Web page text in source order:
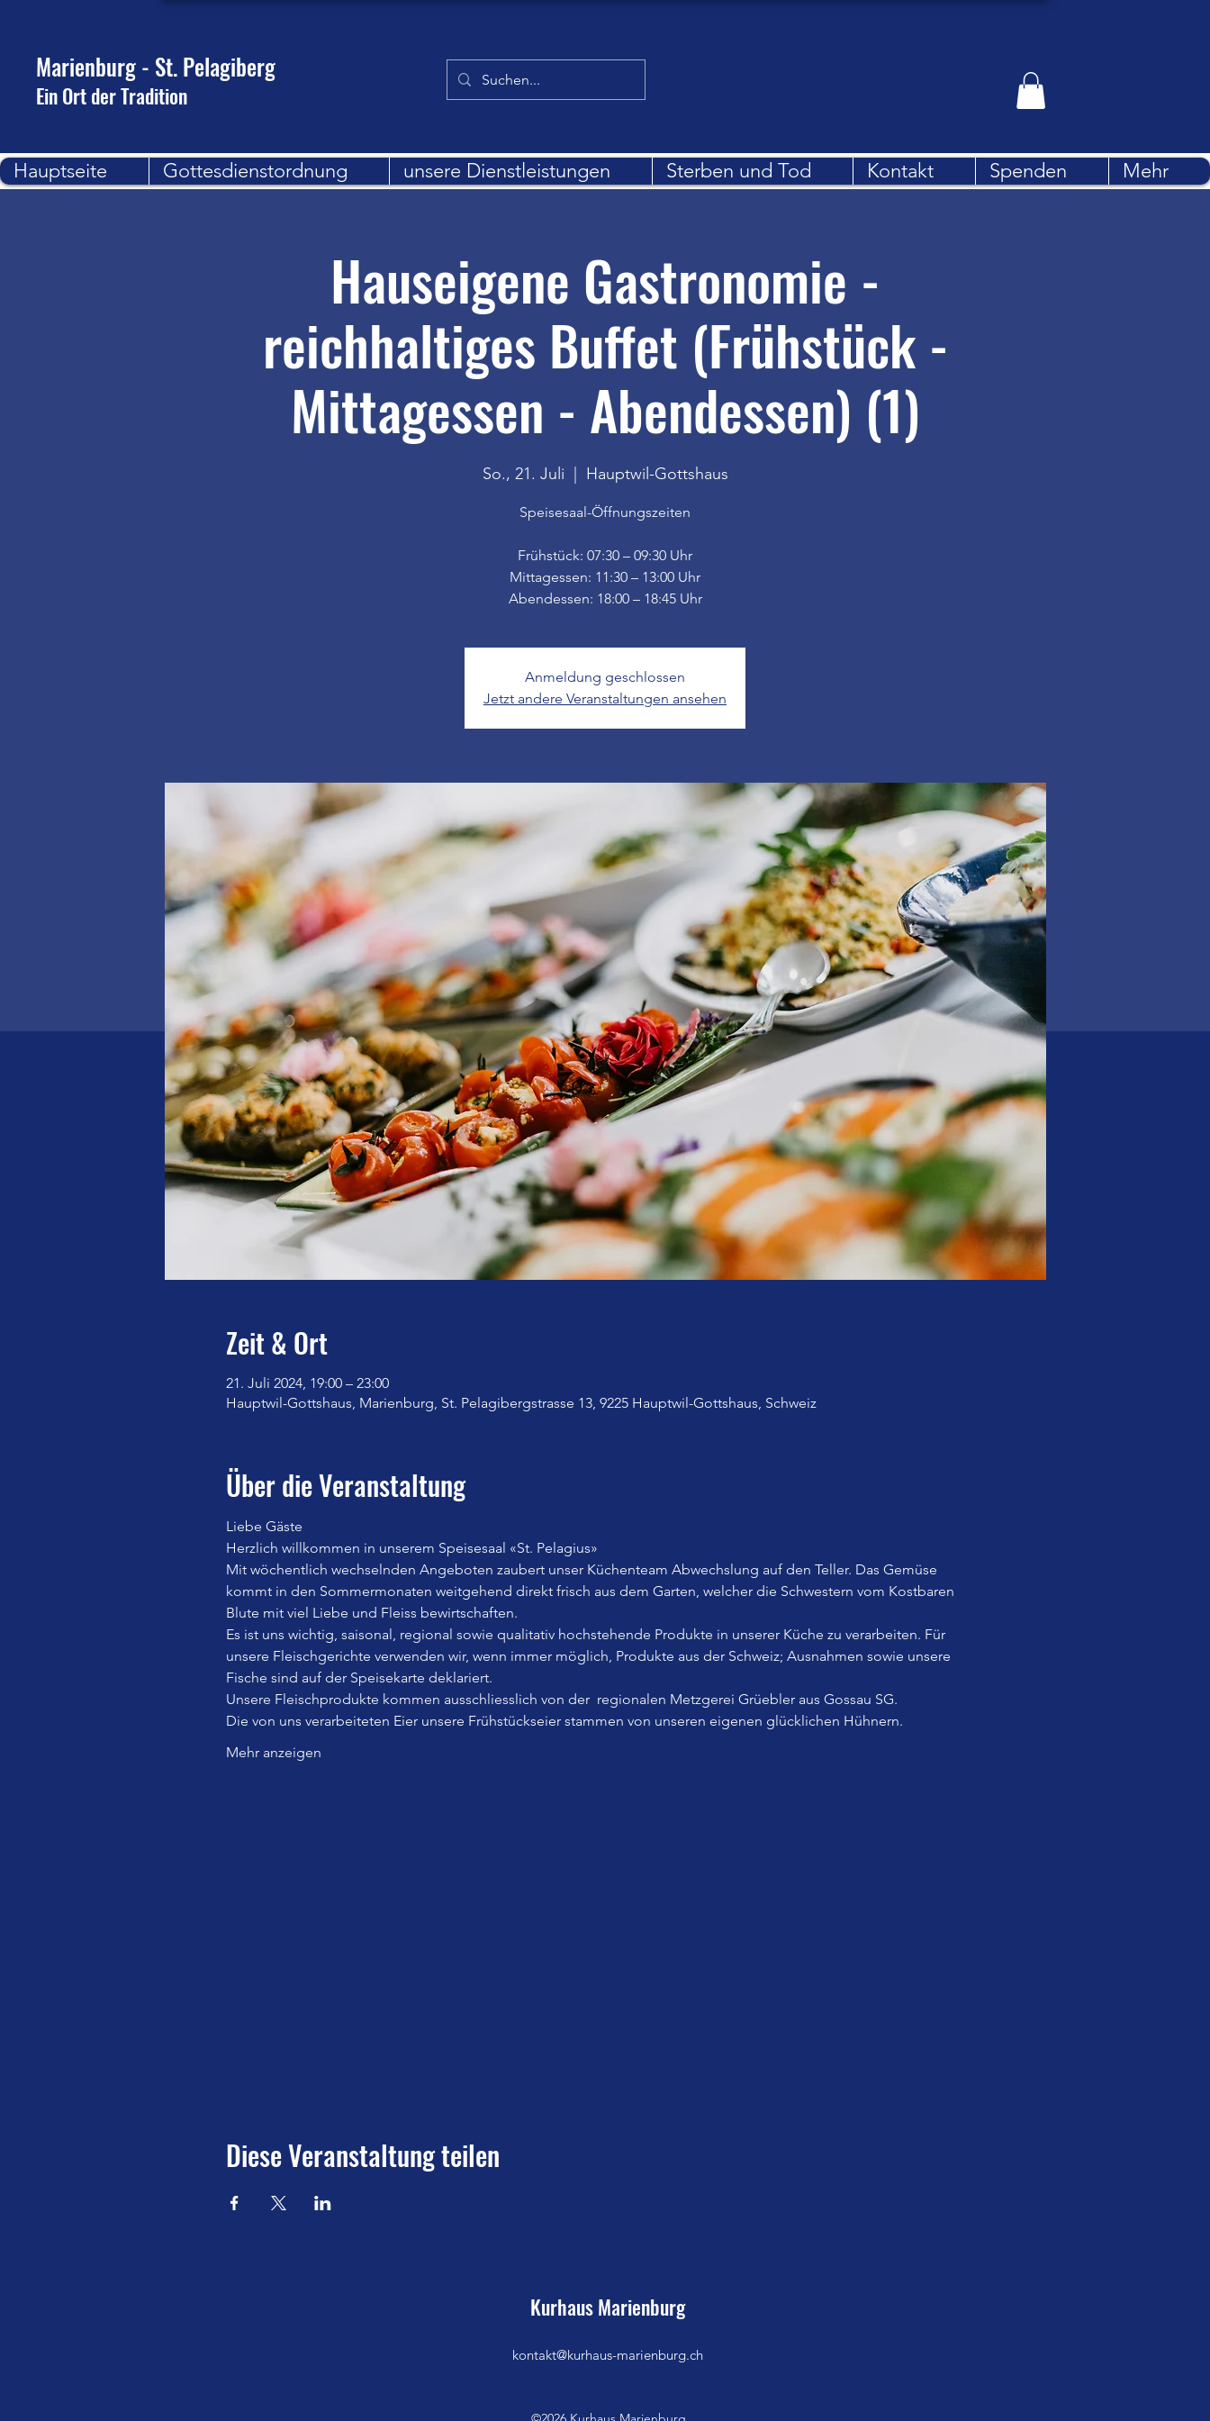
Marienburg - St. Pelagiberg
Ein Ort der Tradition
Hauptseite Gottesdienstordnung unsere Dienstleistungen Sterben und Tod Kontakt Spenden Mehr
Hauseigene Gastronomie -
reichhaltiges Buffet (Frühstück -
Mittagessen - Abendessen) (1)
So., 21. Juli
  |
Hauptwil-Gottshaus
Speisesaal-Öffnungszeiten
Frühstück: 07:30 – 09:30 Uhr
Mittagessen: 11:30 – 13:00 Uhr
Abendessen: 18:00 – 18:45 Uhr
Anmeldung geschlossen
Jetzt andere Veranstaltungen ansehen
Zeit & Ort
21. Juli 2024, 19:00 – 23:00
Hauptwil-Gottshaus, Marienburg, St. Pelagibergstrasse 13, 9225 Hauptwil-Gottshaus, Schweiz
Über die Veranstaltung
Liebe Gäste
Herzlich willkommen in unserem Speisesaal «St. Pelagius»
Mit wöchentlich wechselnden Angeboten zaubert unser Küchenteam Abwechslung auf den Teller. Das Gemüse
kommt in den Sommermonaten weitgehend direkt frisch aus dem Garten, welcher die Schwestern vom Kostbaren
Blute mit viel Liebe und Fleiss bewirtschaften.
Es ist uns wichtig, saisonal, regional sowie qualitativ hochstehende Produkte in unserer Küche zu verarbeiten. Für
unsere Fleischgerichte verwenden wir, wenn immer möglich, Produkte aus der Schweiz; Ausnahmen sowie unsere
Fische sind auf der Speisekarte deklariert.
Unsere Fleischprodukte kommen ausschliesslich von der  regionalen Metzgerei Grüebler aus Gossau SG.
Die von uns verarbeiteten Eier unsere Frühstückseier stammen von unseren eigenen glücklichen Hühnern.
Mehr anzeigen
Diese Veranstaltung teilen
Kurhaus Marienburg
kontakt@kurhaus-marienburg.ch